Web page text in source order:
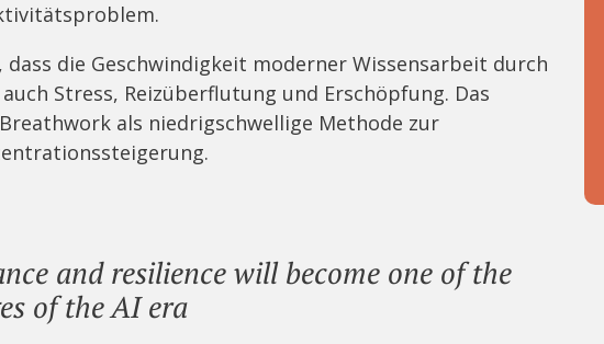
die Geschwindigkeit moderner Wissensarbeit durch
Stress, Reizüberflutung und Erschöpfung. Das
als niedrigschwellige Methode zur
and resilience will become one of the
of the AI era